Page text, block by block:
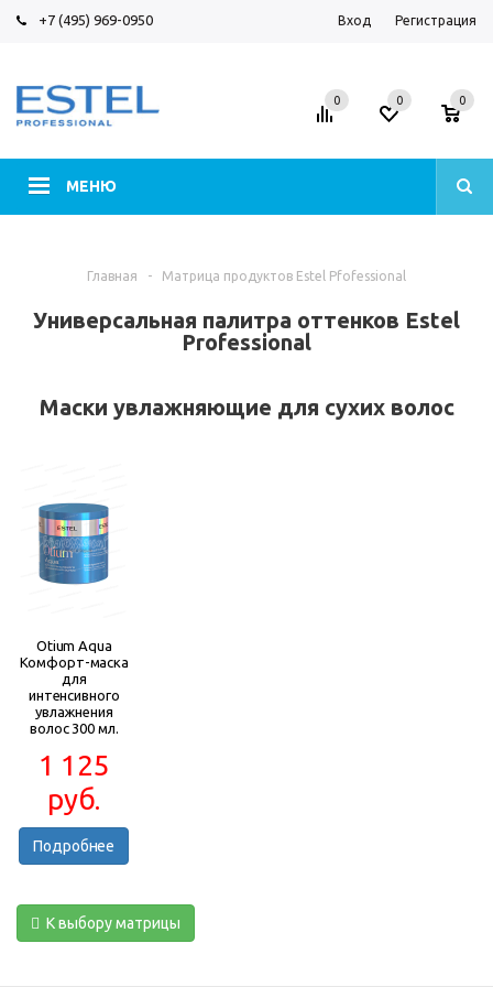
+7 (495) 969-0950 Вход Регистрация
МЕНЮ
0 0 0
Главная - Матрица продуктов Estel Pfofessional
Универсальная палитра оттенков Estel
Professional
Маски увлажняющие для сухих волос
Otium Aqua
Комфорт-маска
для
интенсивного
увлажнения
волос 300 мл.
1 125
руб.
Подробнее
К выбору матрицы